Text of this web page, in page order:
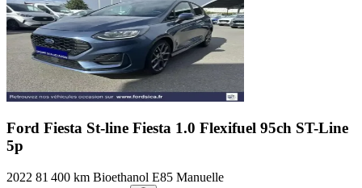
Ford Fiesta St-line Fiesta 1.0 Flexifuel 95ch ST-Line
5p
2022 81 400 km Bioethanol E85 Manuelle